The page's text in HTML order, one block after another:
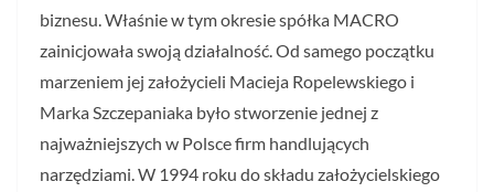
biznesu. Właśnie w tym okresie spółka MACRO
zainicjowała swoją działalność. Od samego początku
marzeniem jej założycieli Macieja Ropelewskiego i
Marka Szczepaniaka było stworzenie jednej z
najważniejszych w Polsce firm handlujących
narzędziami. W 1994 roku do składu założycielskiego